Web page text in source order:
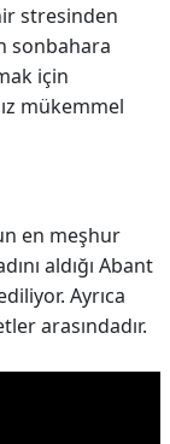
stresinden
sonbahara
için
mükemmel
en meşhur
aldığı Abant
Ayrıca
arasındadır.